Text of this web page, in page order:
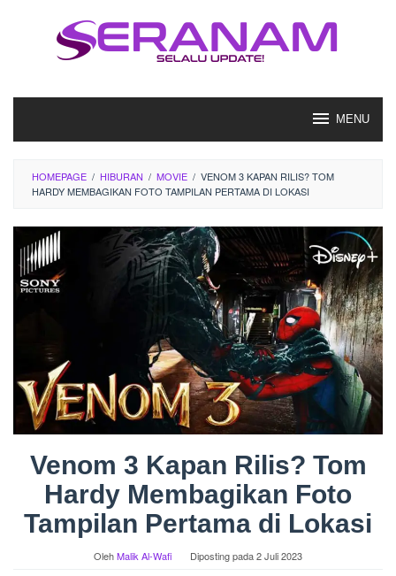
MENU
HOMEPAGE / HIBURAN / MOVIE / VENOM 3 KAPAN RILIS? TOM
HARDY MEMBAGIKAN FOTO TAMPILAN PERTAMA DI LOKASI
Venom 3 Kapan Rilis? Tom
Hardy Membagikan Foto
Tampilan Pertama di Lokasi
OlehMalik Al-Wafi Diposting pada2 Juli 2023